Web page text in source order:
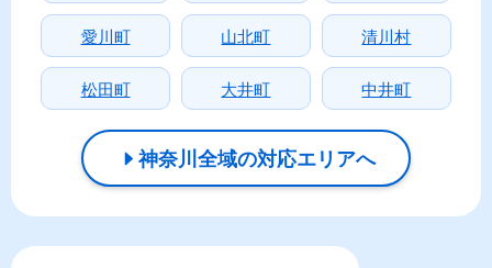
愛川町 山北町 清川村
松田町 大井町 中井町
神奈川全域の対応エリアへ